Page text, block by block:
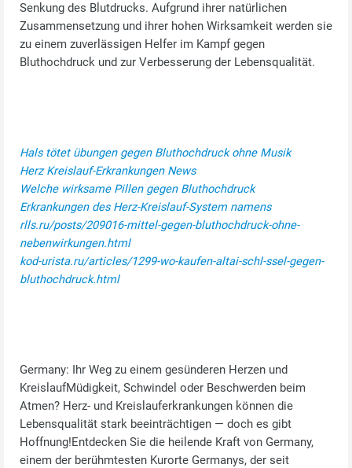
Senkung des Blutdrucks. Aufgrund ihrer natürlichen
Zusammensetzung und ihrer hohen Wirksamkeit werden sie
zu einem zuverlässigen Helfer im Kampf gegen
Bluthochdruck und zur Verbesserung der Lebensqualität.
Hals tötet übungen gegen Bluthochdruck ohne Musik
Herz Kreislauf-Erkrankungen News
Welche wirksame Pillen gegen Bluthochdruck
Erkrankungen des Herz-Kreislauf-System namens
rlls.ru/posts/209016-mittel-gegen-bluthochdruck-ohne-
nebenwirkungen.html
kod-urista.ru/articles/1299-wo-kaufen-altai-schl-ssel-gegen-
bluthochdruck.html
Germany: Ihr Weg zu einem gesünderen Herzen und
KreislaufMüdigkeit, Schwindel oder Beschwerden beim
Atmen? Herz‑ und Kreislauferkrankungen können die
Lebensqualität stark beeinträchtigen — doch es gibt
Hoffnung!Entdecken Sie die heilende Kraft von Germany,
einem der berühmtesten Kurorte Germanys, der seit